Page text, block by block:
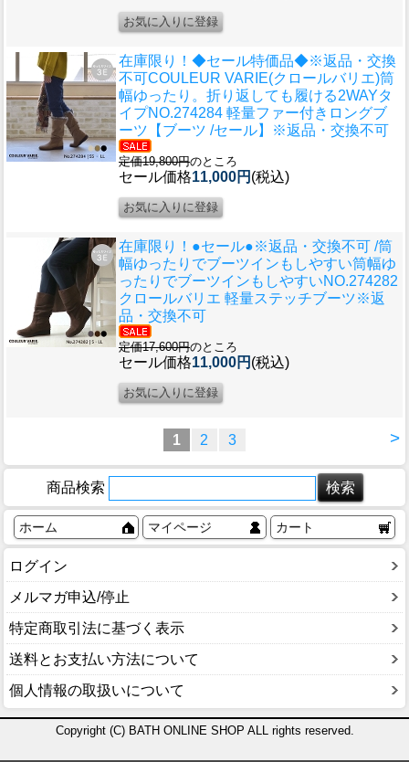
在庫限り！◆セール特価品◆※返品・交換
不可COULEUR VARIE(クロールバリエ)筒
幅ゆったり。折り返しても履ける2WAYタ
イプNO.274284 軽量ファー付きロングブ
ーツ【ブーツ /セール】※返品・交換不可
定価19,800円のところ
セール価格11,000円 (税込)
在庫限り！●セール●※返品・交換不可 /筒
幅ゆったりでブーツインもしやすい筒幅ゆ
ったりでブーツインもしやすいNO.274282
クロールバリエ 軽量ステッチブーツ※返
品・交換不可
定価17,600円のところ
セール価格11,000円 (税込)
>
1 2 3
商品検索
ホーム マイページ カート
ログイン
メルマガ申込/停止
特定商取引法に基づく表示
送料とお支払い方法について
個人情報の取扱いについて
Copyright (C) BATH ONLINE SHOP ALL rights reserved.